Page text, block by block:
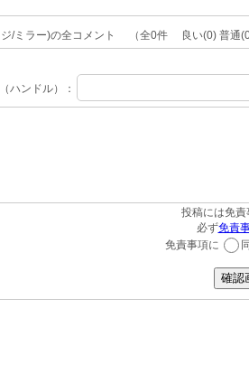
/ミラー)の全コメント （全0件 良い(0) 普通(0)
ハンドル）：
投稿には免責
必ず免責
免責事項に